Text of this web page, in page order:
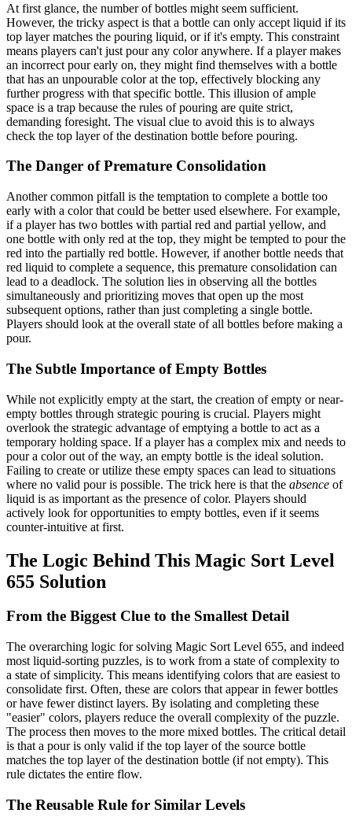
At first glance, the number of bottles might seem sufficient.
However, the tricky aspect is that a bottle can only accept liquid if its
top layer matches the pouring liquid, or if it's empty. This constraint
means players can't just pour any color anywhere. If a player makes
an incorrect pour early on, they might find themselves with a bottle
that has an unpourable color at the top, effectively blocking any
further progress with that specific bottle. This illusion of ample
space is a trap because the rules of pouring are quite strict,
demanding foresight. The visual clue to avoid this is to always
check the top layer of the destination bottle before pouring.
The Danger of Premature Consolidation
Another common pitfall is the temptation to complete a bottle too
early with a color that could be better used elsewhere. For example,
if a player has two bottles with partial red and partial yellow, and
one bottle with only red at the top, they might be tempted to pour the
red into the partially red bottle. However, if another bottle needs that
red liquid to complete a sequence, this premature consolidation can
lead to a deadlock. The solution lies in observing all the bottles
simultaneously and prioritizing moves that open up the most
subsequent options, rather than just completing a single bottle.
Players should look at the overall state of all bottles before making a
pour.
The Subtle Importance of Empty Bottles
While not explicitly empty at the start, the creation of empty or near-
empty bottles through strategic pouring is crucial. Players might
overlook the strategic advantage of emptying a bottle to act as a
temporary holding space. If a player has a complex mix and needs to
pour a color out of the way, an empty bottle is the ideal solution.
Failing to create or utilize these empty spaces can lead to situations
where no valid pour is possible. The trick here is that the absence of
liquid is as important as the presence of color. Players should
actively look for opportunities to empty bottles, even if it seems
counter-intuitive at first.
The Logic Behind This Magic Sort Level
655 Solution
From the Biggest Clue to the Smallest Detail
The overarching logic for solving Magic Sort Level 655, and indeed
most liquid-sorting puzzles, is to work from a state of complexity to
a state of simplicity. This means identifying colors that are easiest to
consolidate first. Often, these are colors that appear in fewer bottles
or have fewer distinct layers. By isolating and completing these
"easier" colors, players reduce the overall complexity of the puzzle.
The process then moves to the more mixed bottles. The critical detail
is that a pour is only valid if the top layer of the source bottle
matches the top layer of the destination bottle (if not empty). This
rule dictates the entire flow.
The Reusable Rule for Similar Levels